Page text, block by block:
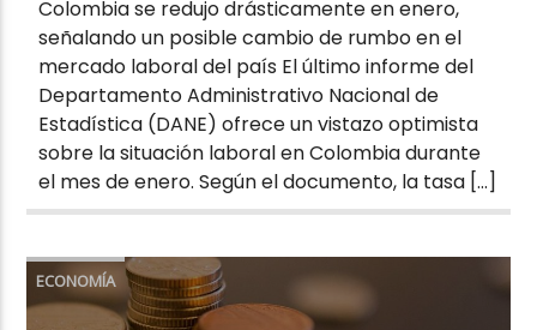
Colombia se redujo drásticamente en enero,
señalando un posible cambio de rumbo en el
mercado laboral del país El último informe del
Departamento Administrativo Nacional de
Estadística (DANE) ofrece un vistazo optimista
sobre la situación laboral en Colombia durante
el mes de enero. Según el documento, la tasa […]
ECONOMÍA